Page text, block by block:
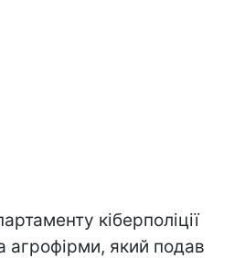
кіберполіції
агрофірми, який подав